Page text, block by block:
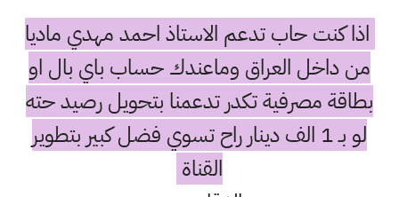
اذا كنت حاب تدعم الاستاذ احمد مهدي ماديا
من داخل العراق وماعندك حساب باي بال او
بطاقة مصرفية تكدر تدعمنا بتحويل رصيد حته
لو بـ 1 الف دينار راح تسوي فضل كبير بتطوير
القناة